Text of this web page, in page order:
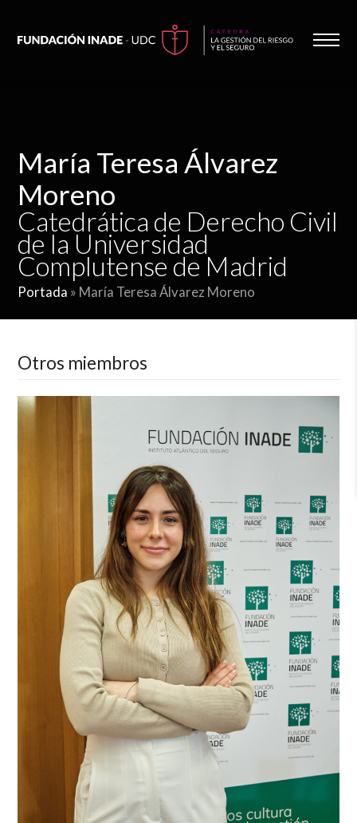
María Teresa Álvarez
Moreno
Catedrática de Derecho Civil
de la Universidad
Complutense de Madrid
Portada » María Teresa Álvarez Moreno
Otros miembros